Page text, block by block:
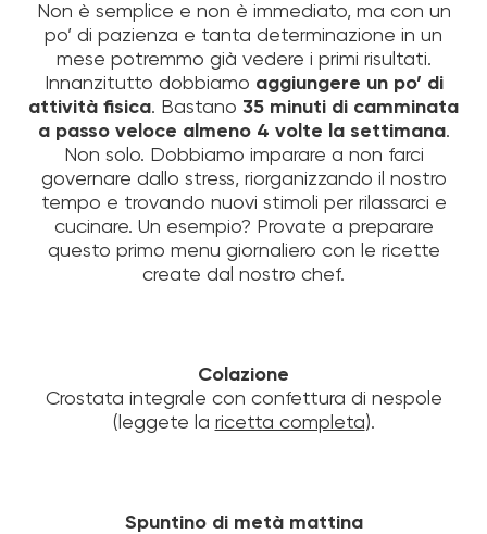
Non è semplice e non è immediato, ma con un
po’ di pazienza e tanta determinazione in un
mese potremmo già vedere i primi risultati.
Innanzitutto dobbiamo aggiungere un po’ di
attività fisica. Bastano 35 minuti di camminata
a passo veloce almeno 4 volte la settimana.
Non solo. Dobbiamo imparare a non farci
governare dallo stress, riorganizzando il nostro
tempo e trovando nuovi stimoli per rilassarci e
cucinare. Un esempio? Provate a preparare
questo primo menu giornaliero con le ricette
create dal nostro chef.
Colazione
Crostata integrale con confettura di nespole
(leggete la ricetta completa).
Spuntino di metà mattina